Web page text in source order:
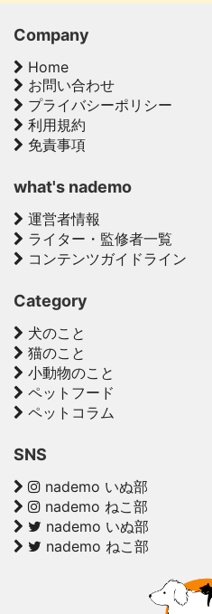
Company
Home
お問い合わせ
プライバシーポリシー
利用規約
免責事項
what's nademo
運営者情報
ライター・監修者一覧
コンテンツガイドライン
Category
犬のこと
猫のこと
小動物のこと
ペットフード
ペットコラム
SNS
nademo いぬ部
nademo ねこ部
nademo いぬ部
nademo ねこ部